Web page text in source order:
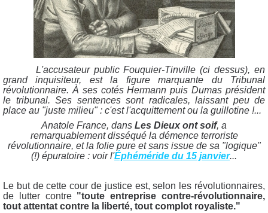
L'accusateur public Fouquier-Tinville (ci dessus), en
grand inquisiteur, est la figure marquante du Tribunal
révolutionnaire. À ses cotés Hermann puis Dumas président
le tribunal. Ses sentences sont radicales, laissant peu de
place au "juste milieu" : c'est l'acquittement ou la guillotine !...
Anatole France, dans Les Dieux ont soif, a
remarquablement disséqué la démence terroriste
révolutionnaire, et la folie pure et sans issue de sa "logique"
(!) épuratoire : voir l'Éphéméride du 15 janvier...
Le but de cette cour de justice est, selon les révolutionnaires,
de lutter contre "toute entreprise contre-révolutionnaire,
tout attentat contre la liberté, tout complot royaliste."